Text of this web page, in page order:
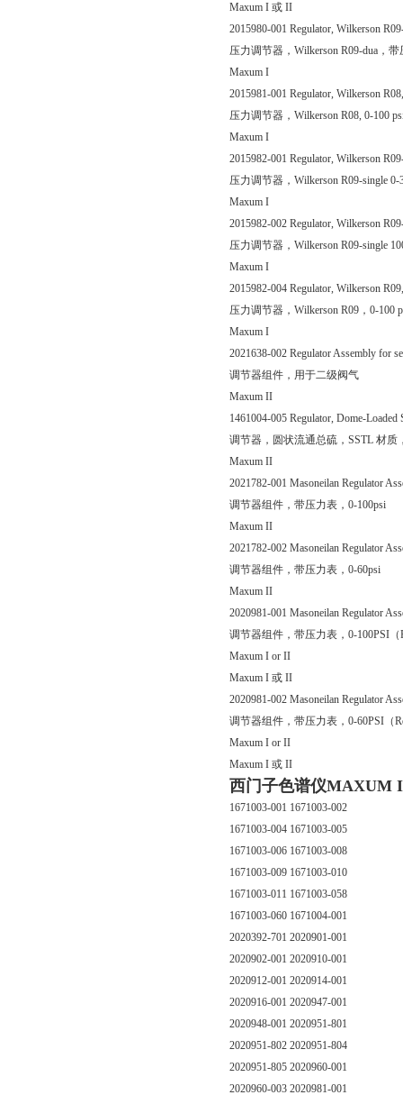
Maxum I 或 II
2015980-001 Regulator, Wilkerson
压力调节器，Wilkerson R09-dua，
Maxum I
2015981-001 Regulator, Wilkerson
压力调节器，Wilkerson R08, 0-100
Maxum I
2015982-001 Regulator, Wilkerson
压力调节器，Wilkerson R09-single
Maxum I
2015982-002 Regulator, Wilkerson
压力调节器，Wilkerson R09-single
Maxum I
2015982-004 Regulator, Wilkerson
压力调节器，Wilkerson R09，0-100
Maxum I
2021638-002 Regulator Assembly for
调节器组件，用于二级阀气
Maxum II
1461004-005 Regulator, Dome-
调节器，圆状流通总硫，SSTL 材质
Maxum II
2021782-001 Masoneilan Regulator
调节器组件，带压力表，0-100psi
Maxum II
2021782-002 Masoneilan Regulator
调节器组件，带压力表，0-60psi
Maxum II
2020981-001 Masoneilan Regulator
调节器组件，带压力表，0-100PSI（
Maxum I or II
Maxum I 或 II
2020981-002 Masoneilan Regulator
调节器组件，带压力表，0-60PSI（
Maxum I or II
Maxum I 或 II
西门子色谱仪MAXUM
1671003-001 1671003-002
1671003-004 1671003-005
1671003-006 1671003-008
1671003-009 1671003-010
1671003-011 1671003-058
1671003-060 1671004-001
2020392-701 2020901-001
2020902-001 2020910-001
2020912-001 2020914-001
2020916-001 2020947-001
2020948-001 2020951-801
2020951-802 2020951-804
2020951-805 2020960-001
2020960-003 2020981-001